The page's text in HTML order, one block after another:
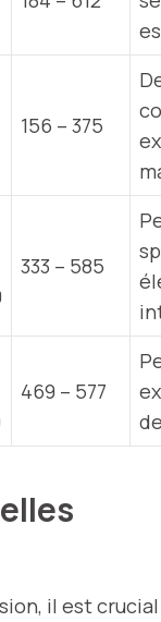
156 – 375
333 – 585
469 – 577
il est crucial